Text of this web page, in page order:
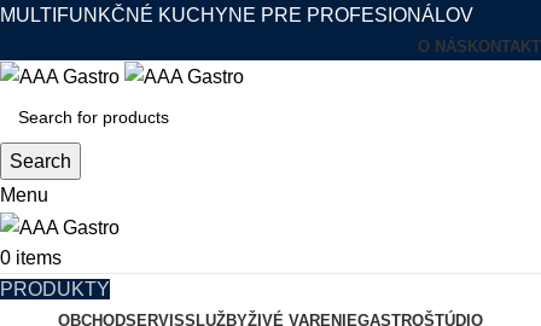
MULTIFUNKČNÉ KUCHYNE PRE PROFESIONÁLOV
O NÁS KONTAKT
Search
Menu
0 items
PRODUKTY
OBCHODSERVISSLUŽBYŽIVÉ VARENIEGASTROŠTÚDIO